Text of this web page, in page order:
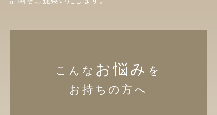
こんな お悩み を
お持ちの方へ